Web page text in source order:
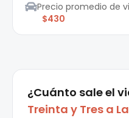
Precio promedio de
$430
¿Cuánto sale el
Treinta y Tres a